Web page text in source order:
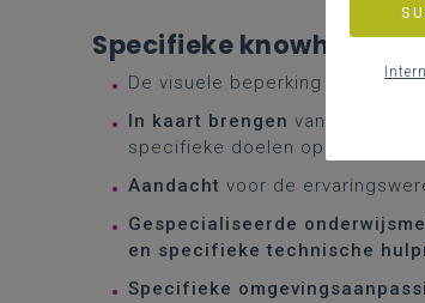
Specifieke knowhow en
De visuele beperking en de
In kaart brengen van
specifieke doelen op lange en
Aandacht voor de
Gespecialiseerde
en specifieke technische
Specifieke